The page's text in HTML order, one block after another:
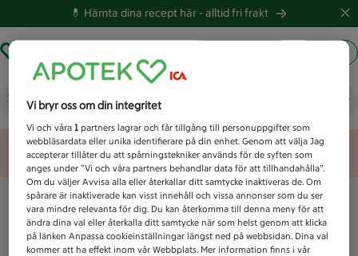
💊 Hämta dina recept här -alltid fri frakt
Vad letar du efter idag?
Unknown error
Vi bryr oss om din integritet
Vi och våra1 partners lagrar och får tillgång till personuppgifter som
webbläsardata eller unika identifierare på din enhet. Genom att välja Jag
accepterar tillåter du att spårningstekniker används för de syften som
anges under ”Vi och våra partners behandlar data för att tillhandahålla”.
Om du väljer Avvisa alla eller återkallar ditt samtycke inaktiveras de. Om
spårare är inaktiverade kan visst innehåll och vissa annonser som du ser
vara mindre relevanta för dig. Du kan återkomma till denna meny för att
ändra dina val eller återkalla ditt samtycke när som helst genom att klicka
på länken Anpassa cookieinställningar längst ned på webbsidan. Dina val
kommer att ha effekt inom vår Webbplats. Mer information finns i vår